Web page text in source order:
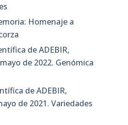
Homenaje a
de ADEBIR,
de 2022. Genómica
de ADEBIR,
de 2021. Variedades